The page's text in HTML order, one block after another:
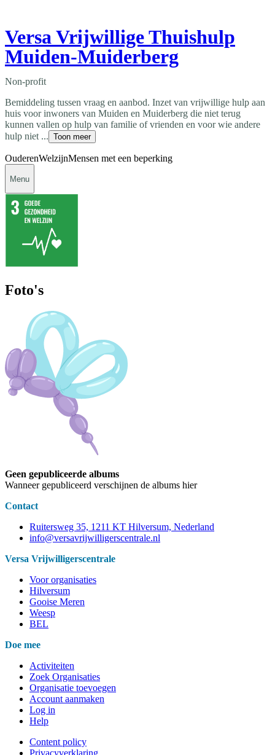
Versa Vrijwillige Thuishulp
Muiden-Muiderberg
Non-profit
Bemiddeling tussen vraag en aanbod. Inzet van vrijwillige hulp aan
huis voor inwoners van Muiden en Muiderberg die niet terug
kunnen vallen op hulp van familie of vrienden en voor wie andere
hulp niet ... Toon meer
OuderenWelzijnMensen met een beperking
Menu
Foto's
Geen gepubliceerde albums
Wanneer gepubliceerd verschijnen de albums hier
Contact
Ruitersweg 35, 1211 KT Hilversum, Nederland
info@versavrijwilligerscentrale.nl
Versa Vrijwilligerscentrale
Voor organisaties
Hilversum
Gooise Meren
Weesp
BEL
Doe mee
Activiteiten
Zoek Organisaties
Organisatie toevoegen
Account aanmaken
Log in
Help
Content policy
Privacyverklaring